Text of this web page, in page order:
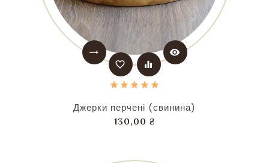
trending_flat
favorite_border
equalizer
visibility
Джерки перчені (свинина)
130,00 ₴